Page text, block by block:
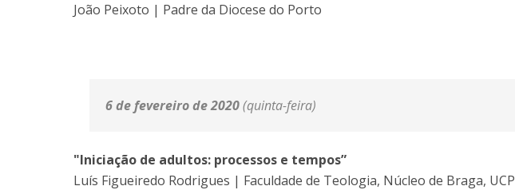
João Peixoto | Padre da Diocese do Porto
6 de fevereiro de 2020(quinta-feira)
"Iniciação de adultos: processos e tempos”
Luís Figueiredo Rodrigues | Faculdade de Teologia, Núcleo de Braga, UCP